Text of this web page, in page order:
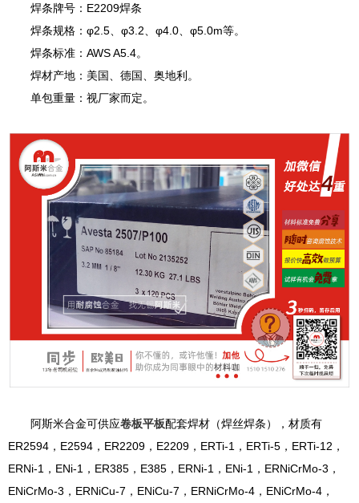
焊条牌号：E2209焊条
焊条规格：φ2.5、φ3.2、φ4.0、φ5.0m等。
焊条标准：AWS A5.4。
焊材产地：美国、德国、奥地利。
单包重量：视厂家而定。
阿斯米合金可供应卷板平板配套焊材（焊丝焊条），材质有
ER2594，E2594，ER2209，E2209，ERTi-1，ERTi-5，ERTi-12，
ERNi-1，ENi-1，ER385，E385，ERNi-1，ENi-1，ERNiCrMo-3，
ENiCrMo-3，ERNiCu-7，ENiCu-7，ERNiCrMo-4，ENiCrMo-4，